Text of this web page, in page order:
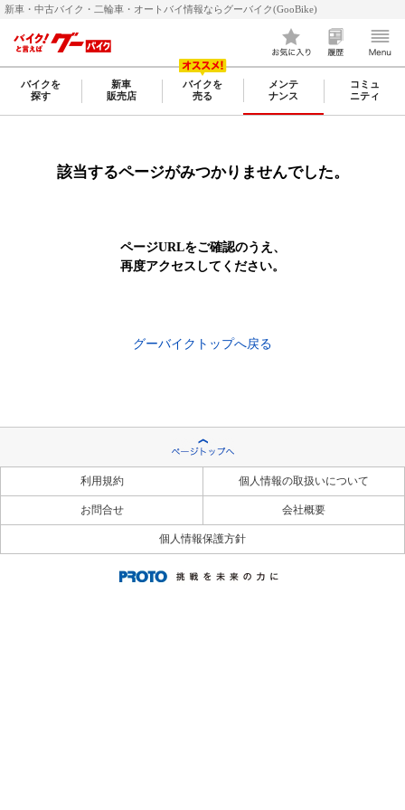
新車・中古バイク・二輪車・オートバイ情報ならグーバイク(GooBike)
バイクを
探す
新車
販売店
バイクを
売る
メンテ
ナンス
コミュ
ニティ
該当するページがみつかりませんでした。
ページURLをご確認のうえ、
再度アクセスしてください。
グーバイクトップへ戻る
利用規約 個人情報の取扱いについて
お問合せ 会社概要
個人情報保護方針